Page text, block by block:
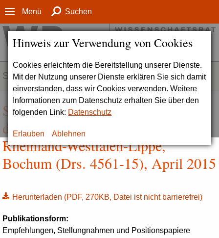
Hinweis zur Verwendung von Cookies
Cookies erleichtern die Bereitstellung unserer Dienste.
Mit der Nutzung unserer Dienste erklären Sie sich damit
einverstanden, dass wir Cookies verwenden. Weitere
Informationen zum Datenschutz erhalten Sie über den
folgenden Link: Datenschutz
Erlauben Ablehnen
Menü Suchen
SERVICE
Stellungnahme zur Akkreditierung
der Evangelischen Hochschule
Rheinland-Westfalen-Lippe,
Bochum (Drs. 4561-15), April 2015
Herunterladen (PDF, 270KB, Datei ist nicht barrierefrei)
Publikationsform:
Empfehlungen, Stellungnahmen und Positionspapiere